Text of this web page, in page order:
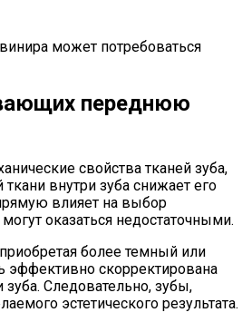
может потребоваться
переднюю
свойства тканей зуба,
внутри зуба снижает его
влияет на выбор
оказаться недостаточными.
более темный или
эффективно скорректирована
Следовательно, зубы,
эстетического результата.